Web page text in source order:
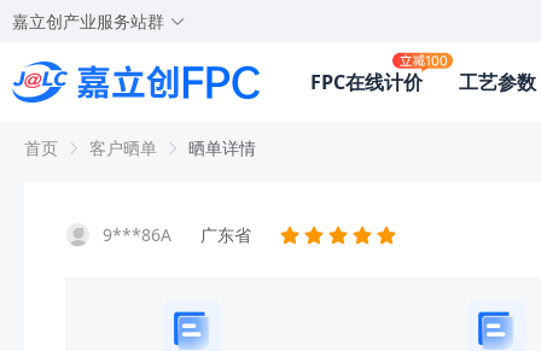
嘉立创产业服务站群
FPC在线计价 工艺参数
首页 客户晒单 晒单详情
9***86A 广东省